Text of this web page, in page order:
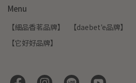
Menu
【細品香茗品牌】 【daebet'e品牌】
【它好好品牌】